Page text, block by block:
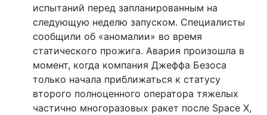
испытаний перед запланированным на
следующую неделю запуском. Специалисты
сообщили об «аномалии» во время
статического прожига. Авария произошла в
момент, когда компания Джеффа Безоса
только начала приближаться к статусу
второго полноценного оператора тяжелых
частично многоразовых ракет после Space X,